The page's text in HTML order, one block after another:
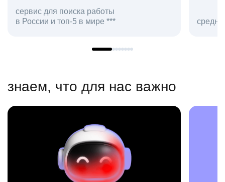
поиска работы
топ-5 в мире ***
средняя оценка
знаем, что для нас важно